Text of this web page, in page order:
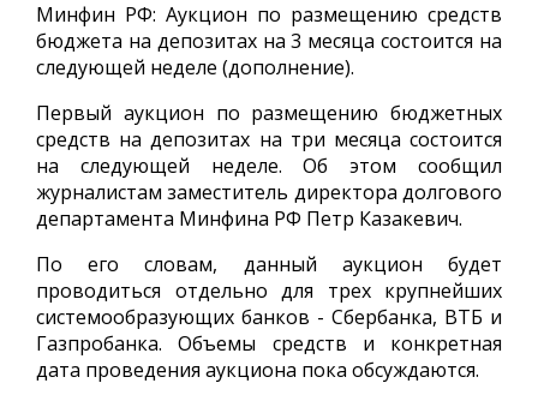
Минфин РФ: Аукцион по размещению средств
бюджета на депозитах на 3 месяца состоится на
следующей неделе (дополнение).
Первый аукцион по размещению бюджетных
средств на депозитах на три месяца состоится
на следующей неделе. Об этом сообщил
журналистам заместитель директора долгового
департамента Минфина РФ Петр Казакевич.
По его словам, данный аукцион будет
проводиться отдельно для трех крупнейших
системообразующих банков - Сбербанка, ВТБ и
Газпробанка. Объемы средств и конкретная
дата проведения аукциона пока обсуждаются.